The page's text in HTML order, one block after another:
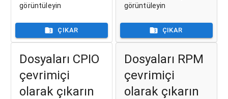
görüntüleyin
ÇIKAR
görüntüleyin
ÇIKAR
Dosyaları CPIO
çevrimiçi
olarak çıkarın
Dosyaları RPM
çevrimiçi
olarak çıkarın